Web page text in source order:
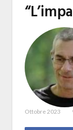
Ottobre 2023